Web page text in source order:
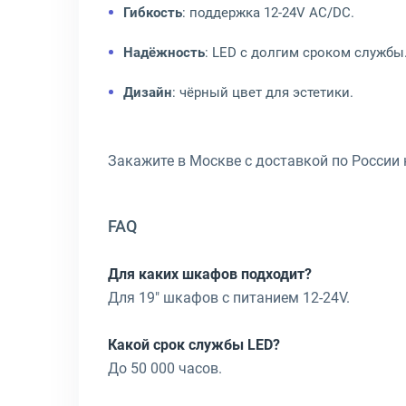
Гибкость: поддержка 12-24V AC/DC.
Надёжность: LED с долгим сроком службы.
Дизайн: чёрный цвет для эстетики.
Закажите в Москве с доставкой по России
FAQ
Для каких шкафов подходит?
Для 19" шкафов с питанием 12-24V.
Какой срок службы LED?
До 50 000 часов.